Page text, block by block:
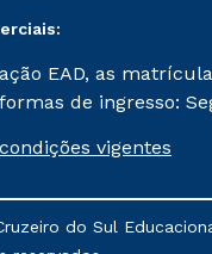
EAD, as
de ingresso:
a taxa de
referentes aos
para a Docência
vigentes
do Sul